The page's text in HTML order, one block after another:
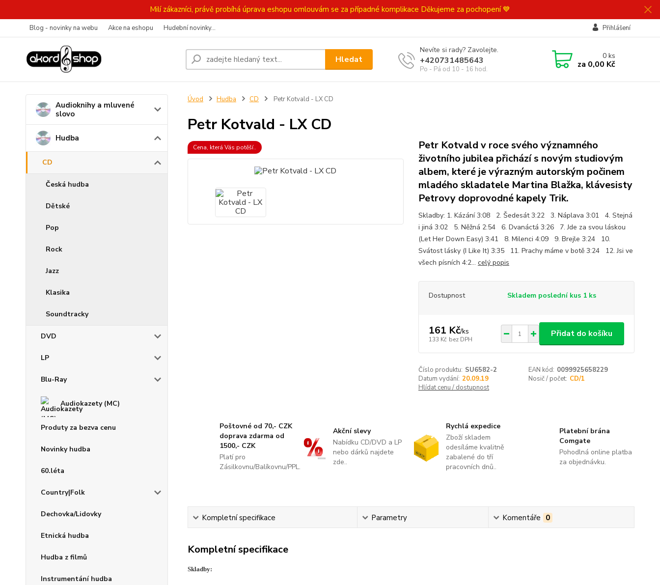
Milí zákazníci, právě probíhá úprava eshopu omlouvám se za případné komplikace Děkujeme za pochopení 💙
Blog - novinky na webu Akce na eshopu Hudební novinky... Přihlášení
Hledat
Nevíte si rady? Zavolejte.
+420731485643
Po - Pá od 10 - 16 hod.
0ks
za 0,00 Kč
Audioknihy a mluvené
slovo
Hudba
CD
Česká hudba
Dětské
Pop
Rock
Jazz
Klasika
Soundtracky
DVD
LP
Blu-Ray
Audiokazety (MC)
Produty za bezva cenu
Novinky hudba
60.léta
Country|Folk
Dechovka/Lidovky
Etnická hudba
Hudba z filmů
Instrumentání hudba
Úvod Hudba CD Petr Kotvald - LX CD
Petr Kotvald - LX CD
Cena, která Vás potěší..
Petr Kotvald v roce svého významného
životního jubilea přichází s novým studiovým
albem, které je výrazným autorským počinem
mladého skladatele Martina Blažka, klávesisty
Petrovy doprovodné kapely Trik.
Skladby: 1. Kázání 3:08 2. Šedesát 3:22 3. Náplava 3:01 4. Stejná
i jiná 3:02 5. Něžná 2:54 6. Dvanáctá 3:26 7. Jde za svou láskou
(Let Her Down Easy) 3:41 8. Milenci 4:09 9. Brejle 3:24 10.
Svátost lásky (I Like It) 3:35 11. Prachy máme v botě 3:24 12. Jsi ve
všech písních 4:2... celý popis
Dostupnost Skladem poslední kus 1 ks
161 Kč/ks
133 Kč bez DPH
Přidat do košíku
Číslo produktu: SU6582-2 EAN kód: 0099925658229
Datum vydání: 20.09.19 Nosič / počet: CD/1
Hlídat cenu / dostupnost
Poštovné od 70,- CZK
doprava zdarma od
1500,- CZK
Platí pro
Zásilkovnu/Balíkovnu/PPL.
Akční slevy
Nabídku CD/DVD a LP
nebo dárků najdete
zde..
Rychlá expedice
Zboží skladem
odesíláme kvalitně
zabalené do tří
pracovních dnů..
Platební brána
Comgate
Pohodlná online platba
za objednávku.
Kompletní specifikace Parametry Komentáře 0
Kompletní specifikace
Skladby: